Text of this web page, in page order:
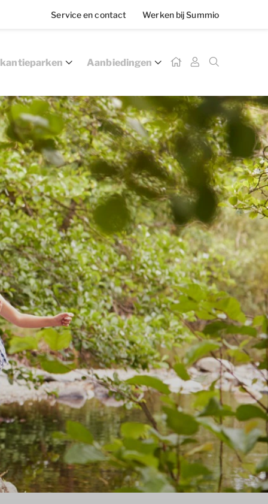
Service en contact Werken bij Summio
Aanbiedingen